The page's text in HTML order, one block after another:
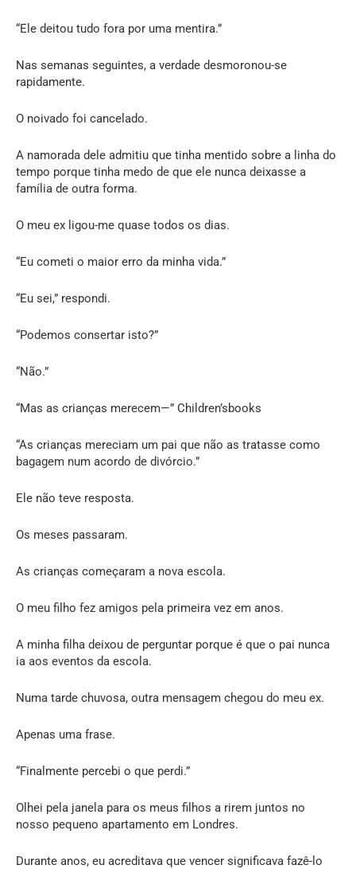
“Ele deitou tudo fora por uma mentira.”
Nas semanas seguintes, a verdade desmoronou-se
rapidamente.
O noivado foi cancelado.
A namorada dele admitiu que tinha mentido sobre a linha do
tempo porque tinha medo de que ele nunca deixasse a
família de outra forma.
O meu ex ligou-me quase todos os dias.
“Eu cometi o maior erro da minha vida.”
“Eu sei,” respondi.
“Podemos consertar isto?”
“Não.”
“Mas as crianças merecem—” Children’sbooks
“As crianças mereciam um pai que não as tratasse como
bagagem num acordo de divórcio.”
Ele não teve resposta.
Os meses passaram.
As crianças começaram a nova escola.
O meu filho fez amigos pela primeira vez em anos.
A minha filha deixou de perguntar porque é que o pai nunca
ia aos eventos da escola.
Numa tarde chuvosa, outra mensagem chegou do meu ex.
Apenas uma frase.
“Finalmente percebi o que perdi.”
Olhei pela janela para os meus filhos a rirem juntos no
nosso pequeno apartamento em Londres.
Durante anos, eu acreditava que vencer significava fazê-lo